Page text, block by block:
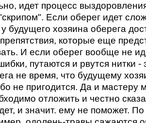
идет процесс
Если оберег идет
будущего хозяина оберега
которые еще
И если оберег вообще не
путаются и рвутся нитки -
не время, что будущему
не пригодится. Да и мастеру
отложить и честно
и значит. ему не поможет. По